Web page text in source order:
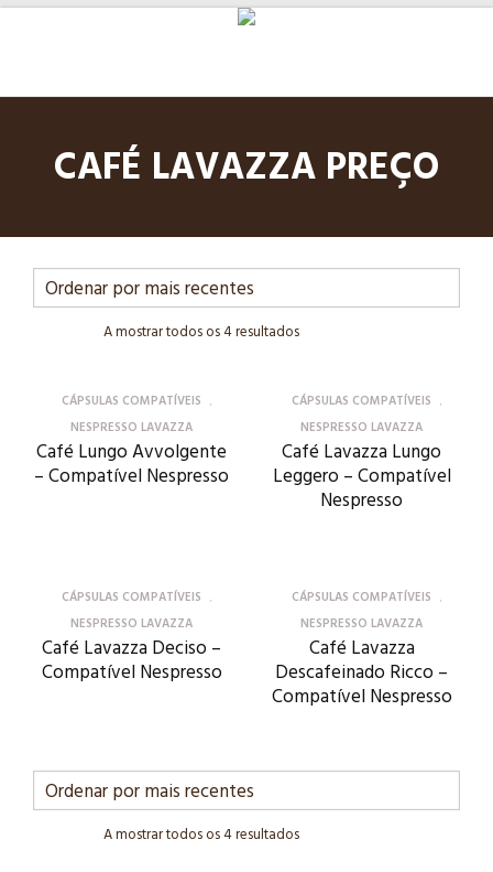
CAFÉ LAVAZZA PREÇO
A mostrar todos os 4 resultados
CÁPSULAS COMPATÍVEIS
NESPRESSO LAVAZZA
Café Lungo Avvolgente
– Compatível Nespresso
CÁPSULAS COMPATÍVEIS
NESPRESSO LAVAZZA
Café Lavazza Lungo
Leggero – Compatível
Nespresso
CÁPSULAS COMPATÍVEIS
NESPRESSO LAVAZZA
Café Lavazza Deciso –
Compatível Nespresso
CÁPSULAS COMPATÍVEIS
NESPRESSO LAVAZZA
Café Lavazza
Descafeinado Ricco –
Compatível Nespresso
A mostrar todos os 4 resultados